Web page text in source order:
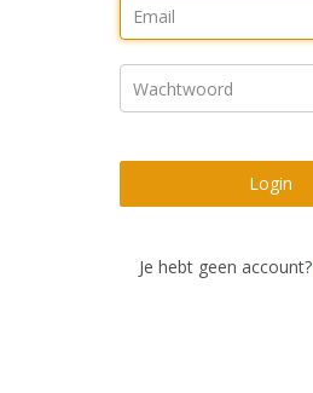
Login
Je hebt geen account?